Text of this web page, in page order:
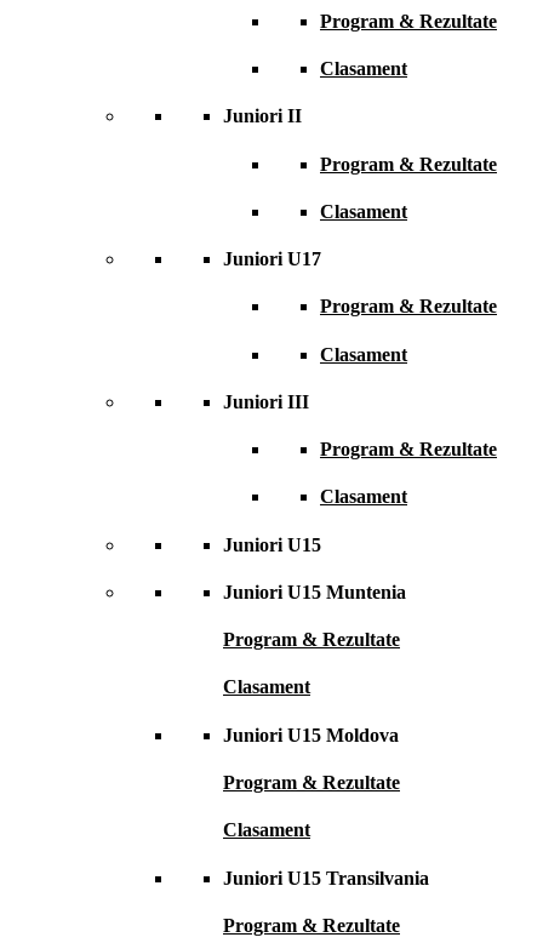
Program & Rezultate
Clasament
Juniori II
Program & Rezultate
Clasament
Juniori U17
Program & Rezultate
Clasament
Juniori III
Program & Rezultate
Clasament
Juniori U15
Juniori U15 Muntenia
Program & Rezultate
Clasament
Juniori U15 Moldova
Program & Rezultate
Clasament
Juniori U15 Transilvania
Program & Rezultate